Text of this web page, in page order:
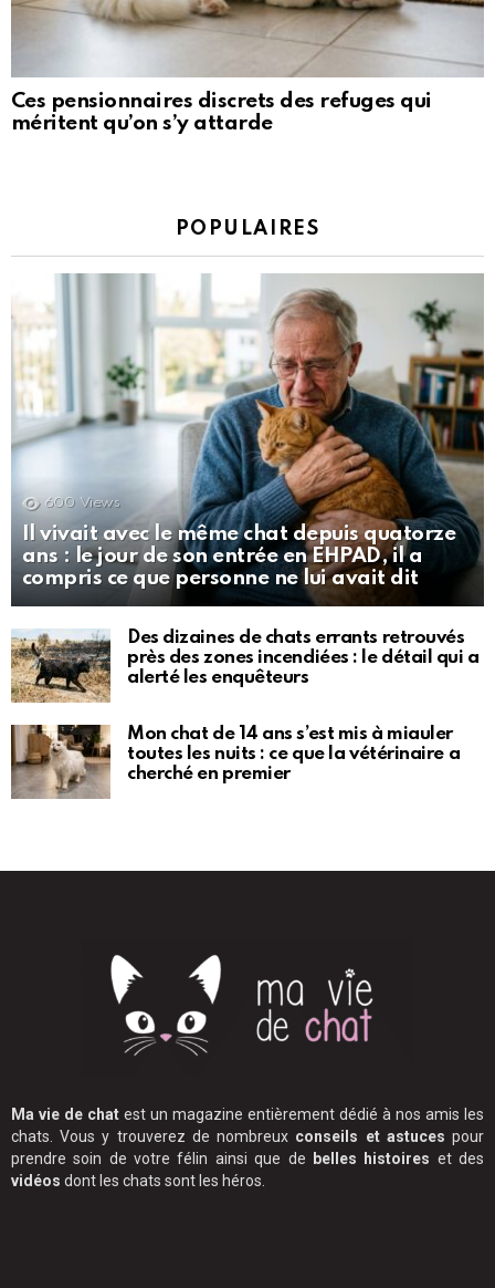
Ces pensionnaires discrets des refuges qui
méritent qu’on s’y attarde
POPULAIRES
600 Views
Il vivait avec le même chat depuis quatorze
ans : le jour de son entrée en EHPAD, il a
compris ce que personne ne lui avait dit
Des dizaines de chats errants retrouvés
près des zones incendiées : le détail qui a
alerté les enquêteurs
Mon chat de 14 ans s’est mis à miauler
toutes les nuits : ce que la vétérinaire a
cherché en premier
Ma vie de chat est un magazine entièrement dédié à nos amis les
chats. Vous y trouverez de nombreux conseils et astuces pour
prendre soin de votre félin ainsi que de belles histoires et des
vidéos dont les chats sont les héros.